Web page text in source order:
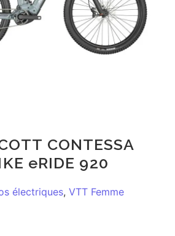
CONTESSA
eRIDE 920
électriques, VTT Femme